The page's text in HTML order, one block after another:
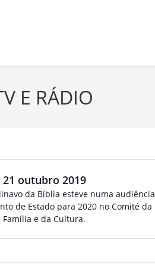
E RÁDIO
21 outubro 2019
da Bíblia esteve numa audiência
de Estado para 2020 no Comité da
Família e da Cultura.